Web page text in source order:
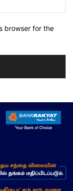
browser for the